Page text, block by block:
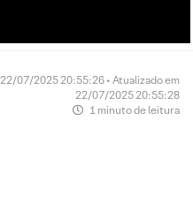
22/07/2025 20:55:26 • Atualizado em
22/07/2025 20:55:28
1 minuto de leitura